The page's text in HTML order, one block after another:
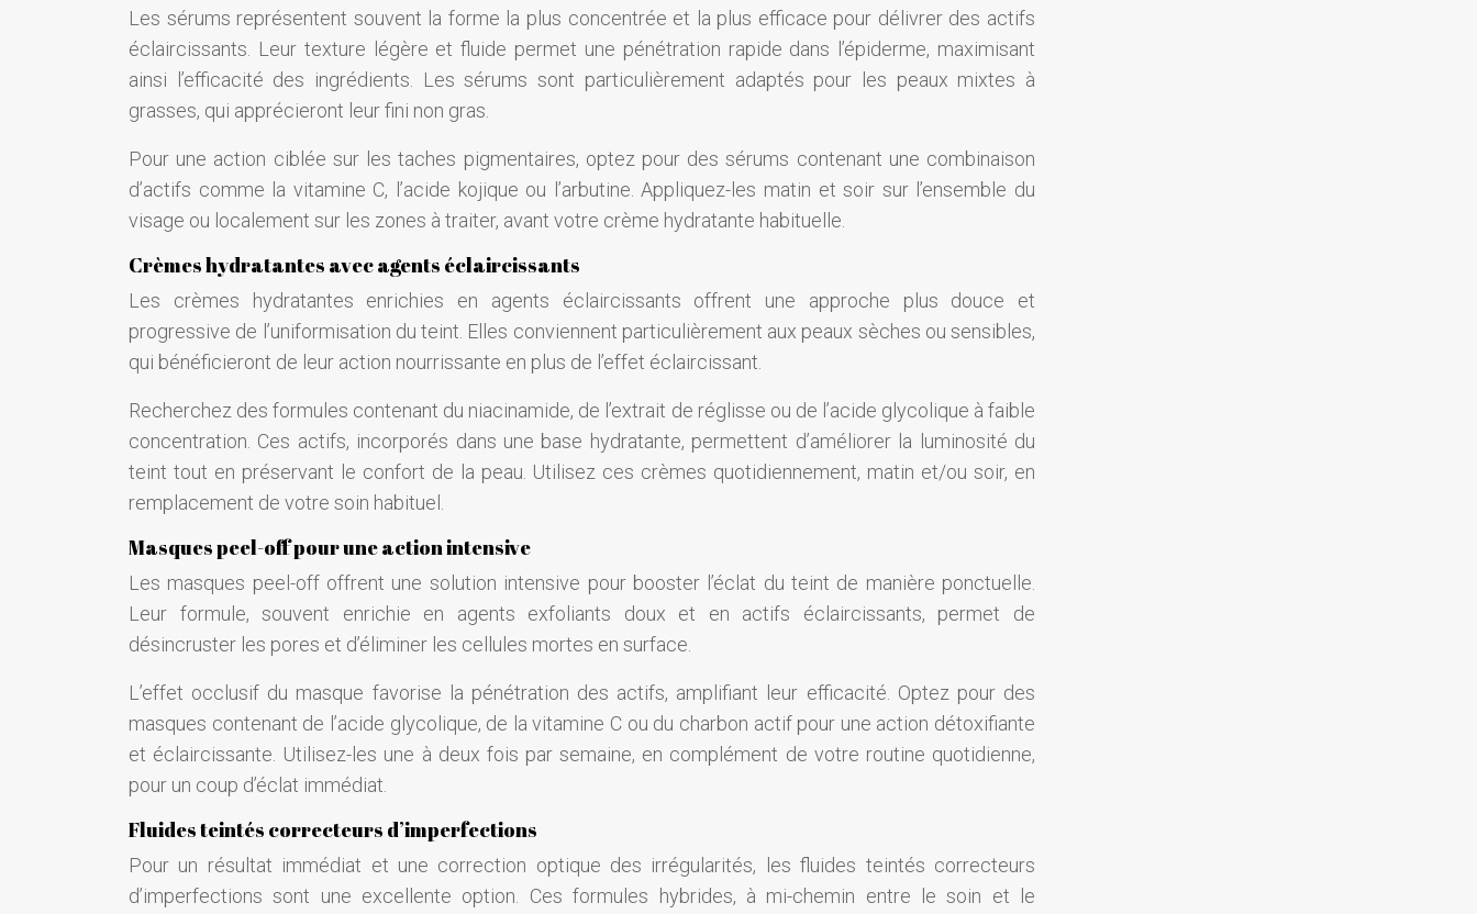
Les sérums représentent souvent la forme la plus concentrée et la plus efficace pour délivrer des actifs
éclaircissants. Leur texture légère et fluide permet une pénétration rapide dans l’épiderme, maximisant
ainsi l’efficacité des ingrédients. Les sérums sont particulièrement adaptés pour les peaux mixtes à
grasses, qui apprécieront leur fini non gras.
Pour une action ciblée sur les taches pigmentaires, optez pour des sérums contenant une combinaison
d’actifs comme la vitamine C, l’acide kojique ou l’arbutine. Appliquez-les matin et soir sur l’ensemble du
visage ou localement sur les zones à traiter, avant votre crème hydratante habituelle.
Crèmes hydratantes avec agents éclaircissants
Les crèmes hydratantes enrichies en agents éclaircissants offrent une approche plus douce et
progressive de l’uniformisation du teint. Elles conviennent particulièrement aux peaux sèches ou sensibles,
qui bénéficieront de leur action nourrissante en plus de l’effet éclaircissant.
Recherchez des formules contenant du niacinamide, de l’extrait de réglisse ou de l’acide glycolique à faible
concentration. Ces actifs, incorporés dans une base hydratante, permettent d’améliorer la luminosité du
teint tout en préservant le confort de la peau. Utilisez ces crèmes quotidiennement, matin et/ou soir, en
remplacement de votre soin habituel.
Masques peel-off pour une action intensive
Les masques peel-off offrent une solution intensive pour booster l’éclat du teint de manière ponctuelle.
Leur formule, souvent enrichie en agents exfoliants doux et en actifs éclaircissants, permet de
désincruster les pores et d’éliminer les cellules mortes en surface.
L’effet occlusif du masque favorise la pénétration des actifs, amplifiant leur efficacité. Optez pour des
masques contenant de l’acide glycolique, de la vitamine C ou du charbon actif pour une action détoxifiante
et éclaircissante. Utilisez-les une à deux fois par semaine, en complément de votre routine quotidienne,
pour un coup d’éclat immédiat.
Fluides teintés correcteurs d’imperfections
Pour un résultat immédiat et une correction optique des irrégularités, les fluides teintés correcteurs
d’imperfections sont une excellente option. Ces formules hybrides, à mi-chemin entre le soin et le